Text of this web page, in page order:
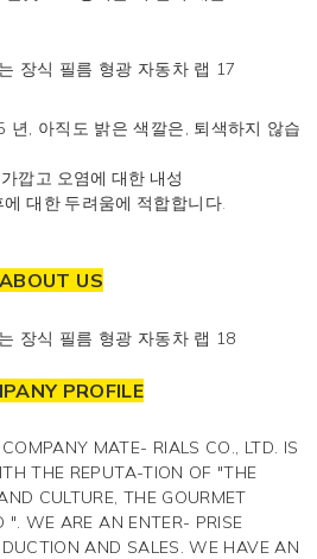
년, 아직도 밝은 색깔은, 퇴색하지 않습
깝고 오염에 대한 내성
대한 두려움에 적합합니다.
ABOUT US
PROFILE
MATE- RIALS CO., LTD. IS
THE REPUTA-TION OF "THE
CULTURE, THE GOURMET
WE ARE AN ENTER- PRISE
AND SALES. WE HAVE AN